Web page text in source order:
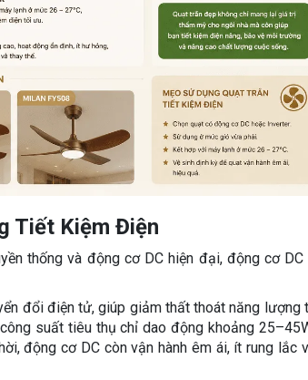
Tiết Kiệm Điện
thống và động cơ DC hiện đại, động cơ
đổi điện tử, giúp giảm thất thoát năng lượng
suất tiêu thụ chỉ dao động khoảng
động cơ DC còn vận hành êm ái, ít rung lắc